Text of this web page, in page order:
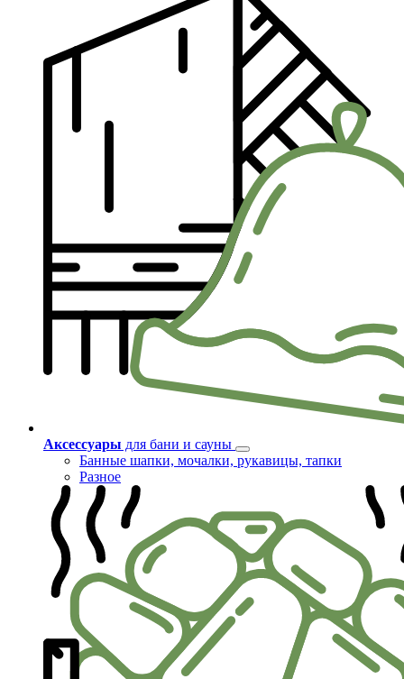
Аксессуары для бани и сауны
Банные шапки, мочалки, рукавицы, тапки
Разное